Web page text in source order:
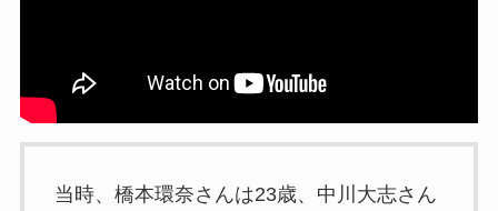
当時、橋本環奈さんは23歳、中川大志さん